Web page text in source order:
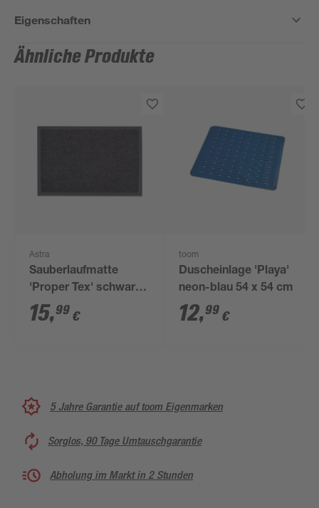
Eigenschaften
Ähnliche Produkte
Astra
Sauberlaufmatte
'Proper Tex' schwarz
40 x 60 cm
15,99 €
toom
Duscheinlage 'Playa'
neon-blau 54 x 54 cm
12,99 €
5 Jahre Garantie auf toom Eigenmarken
Sorglos, 90 Tage Umtauschgarantie
Abholung im Markt in 2 Stunden